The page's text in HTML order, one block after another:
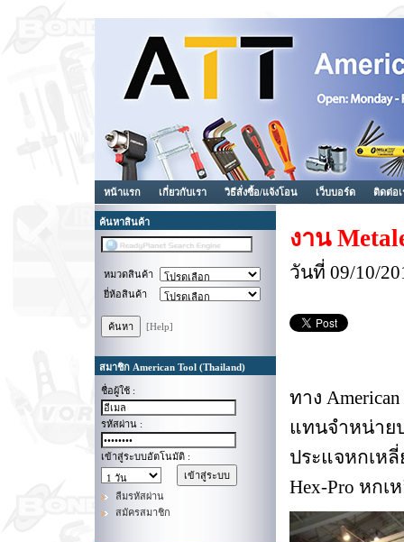
หน้าแรก เกี่ยวกับเรา วิธีสั่งซื้อ/แจ้งโอน เว็บบอร์ด ติดต่อเ
ค้นหาสินค้า
หมวดสินค้า
ยี่ห้อสินค้า
[Help]
สมาชิก American Tool (Thailand)
ชื่อผู้ใช้ :
รหัสผ่าน :
เข้าสู่ระบบอัตโนมัติ :
ลืมรหัสผ่าน
สมัครสมาชิก
งาน
วันที่ 09/10/
ทาง
แทนจำหน่าย
ประแจหกเห
Hex-Pro หกเ